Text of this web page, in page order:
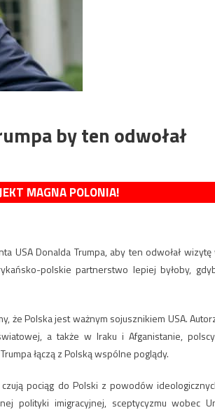
by ten odwołał
MAGNA POLONIA!
USA Donalda Trumpa, aby ten odwołał wizytę
polskie partnerstwo lepiej byłoby,
że Polska jest ważnym sojusznikiem USA.
a także w Iraku i Afganistanie,
łączą z Polską wspólne poglądy.
pociąg do Polski z powodów
polityki imigracyjnej, sceptycyzmu wobec